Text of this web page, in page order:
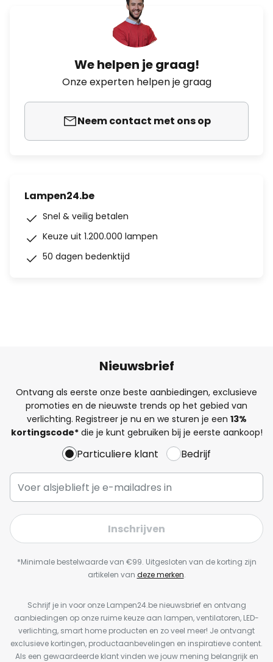
We helpen je graag!
Onze experten helpen je graag
Neem contact met ons op
Lampen24.be
Snel & veilig betalen
Keuze uit 1.200.000 lampen
50 dagen bedenktijd
Nieuwsbrief
Ontvang als eerste onze beste aanbiedingen, exclusieve
promoties en de nieuwste trends op het gebied van
verlichting. Registreer je nu en we sturen je een 13%
kortingscode*die je kunt gebruiken bij je eerste aankoop!
Particuliere klant Bedrijf
Inschrijven
*Minimale bestelwaarde van €99. Uitgesloten van de korting zijn
artikelen van deze merken.
Schrijf je in voor onze Lampen24.be nieuwsbrief en ontvang
aanbiedingen op onze ruime keuze aan lampen, ventilatoren, LED-
verlichting, smart home producten en zo veel meer! Je ontvangt
exclusieve kortingen, productaanbevelingen en inspiratieve content.
Als een gewaardeerde klant vinden we jouw mening belangrijk en